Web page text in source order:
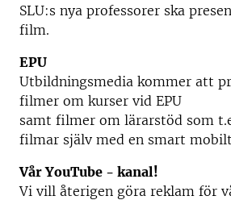
SLU:s nya professorer ska
film.
EPU
Utbildningsmedia kommer att
filmer om kurser vid EPU
samt filmer om lärarstöd som
filmar själv med en smart
Vår YouTube - kanal!
Vi vill återigen göra reklam för